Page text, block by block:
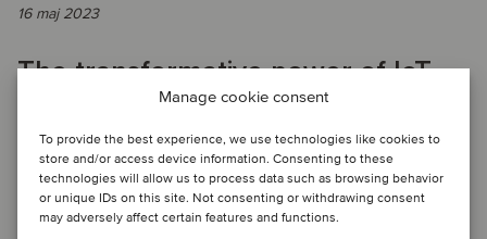
Manage cookie consent
To provide the best experience, we use technologies like cookies to
store and/or access device information. Consenting to these
technologies will allow us to process data such as browsing behavior
or unique IDs on this site. Not consenting or withdrawing consent
may adversely affect certain features and functions.
16 maj 2023
The transformative power of IoT
for a sustainable future
IoT WEBINAR – The transformative power of IoT for a
sustainable future